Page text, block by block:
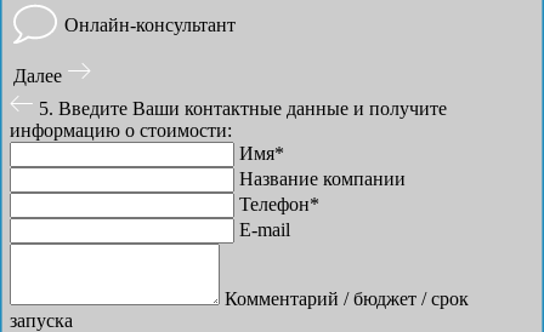
Онлайн-консультант
Далее
5. Введите Ваши контактные данные и получите
информацию о стоимости:
Имя*
Название компании
Телефон*
E-mail
Комментарий / бюджет / срок
запуска